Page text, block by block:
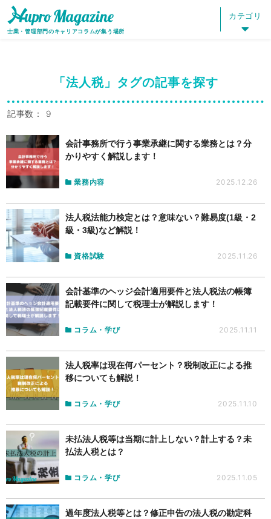
士業・管理部門のキャリアコラムが集う場所
カテゴリ
HOME HUPRO MAGAZINE
「法人税」タグの記事を探す
記事数： 9
会計事務所で行う事業承継に関する業務とは？分
かりやすく解説します！
業務内容 2025.12.26
法人税法能力検定とは？意味ない？難易度(1級・2
級・3級)など解説！
資格試験 2025.11.26
会計基準のヘッジ会計適用要件と法人税法の帳簿
記載要件に関して税理士が解説します！
コラム・学び 2025.11.11
法人税率は現在何パーセント？税制改正による推
移についても解説！
コラム・学び 2025.11.10
未払法人税等は当期に計上しない？計上する？未
払法人税とは？
コラム・学び 2025.11.05
過年度法人税等とは？修正申告の法人税の勘定科